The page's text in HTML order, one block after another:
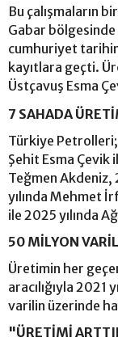
Bu çalışmaların
Gabar
cumhuriyet
kayıtlara geçti.
Üstçavuş Esma
7 SAHADA
Türkiye Petrolleri;
Şehit Esma Çevik
Teğmen Akdeniz,
yılında Mehmet
ile 2025 yılında
50 MİLYON
Üretimin her
aracılığıyla 2021
varilin üzerinde
"ÜRETİMİ